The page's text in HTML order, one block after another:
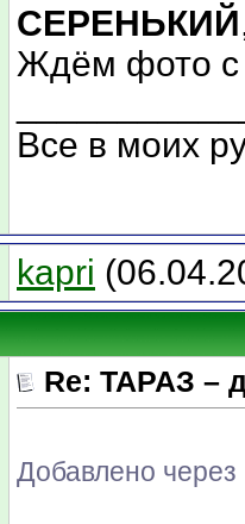
СЕРЕНЬКИЙ
Ждём фото с
Все в моих
kapri
Re: ТАРАЗ –
Добавлено через